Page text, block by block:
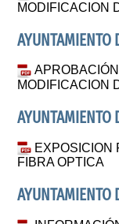
MODIFICACION
AYUNTAMIENTO
MODIFICACION
AYUNTAMIENTO
EXPOSICION
FIBRA OPTICA
AYUNTAMIENTO